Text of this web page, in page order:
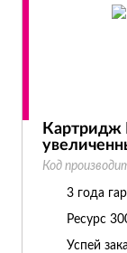
Картридж
Код
3 года
Ресурс
Успей